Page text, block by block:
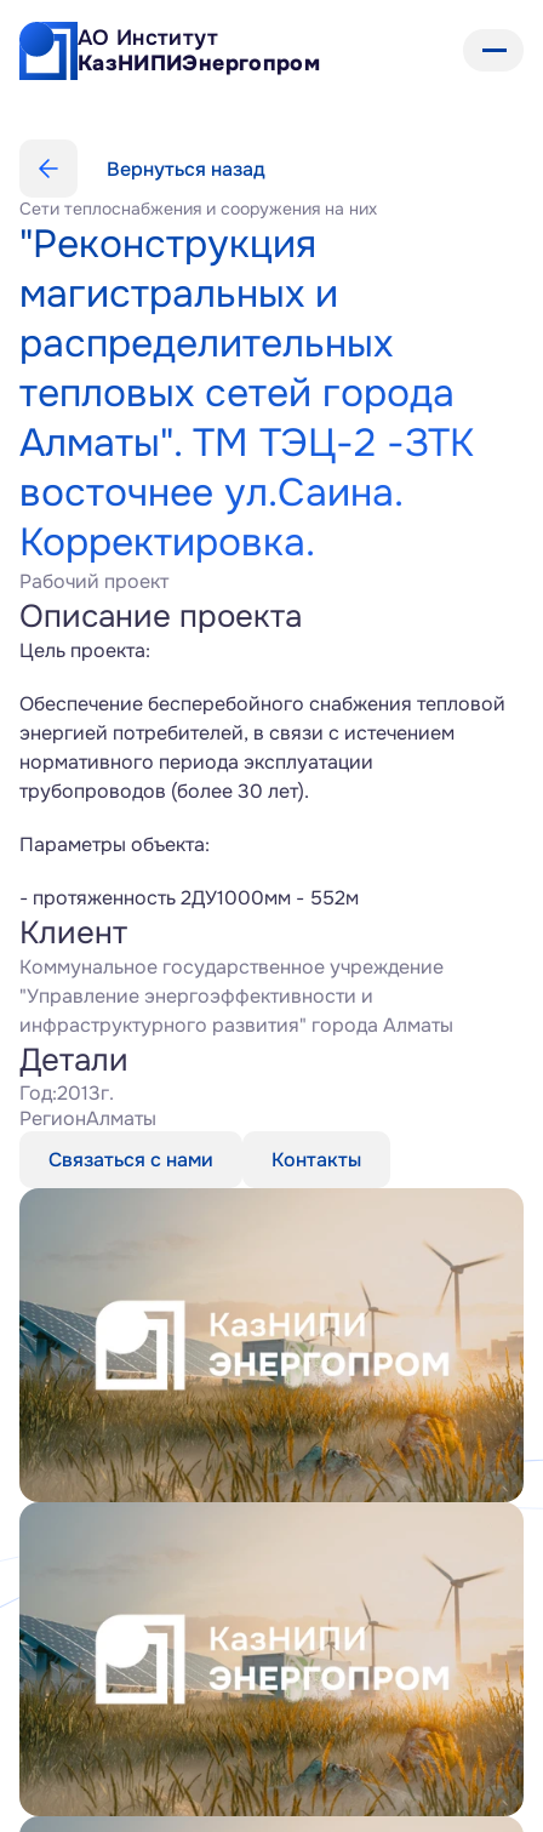
АО Институт
КазНИПИЭнергопром
Вернуться назад
Сети теплоснабжения и сооружения на них
"Реконструкция
магистральных и
распределительных
тепловых сетей города
Алматы". ТМ ТЭЦ-2 -ЗТК
восточнее ул.Саина.
Корректировка.
Рабочий проект
Описание проекта
Цель проекта:
Обеспечение бесперебойного снабжения тепловой
энергией потребителей, в связи с истечением
нормативного периода эксплуатации
трубопроводов (более 30 лет).
Параметры объекта:
- протяженность 2ДУ1000мм - 552м
Клиент
Коммунальное государственное учреждение
"Управление энергоэффективности и
инфраструктурного развития" города Алматы
Детали
Год:2013г.
РегионАлматы
Связаться с нами
Контакты